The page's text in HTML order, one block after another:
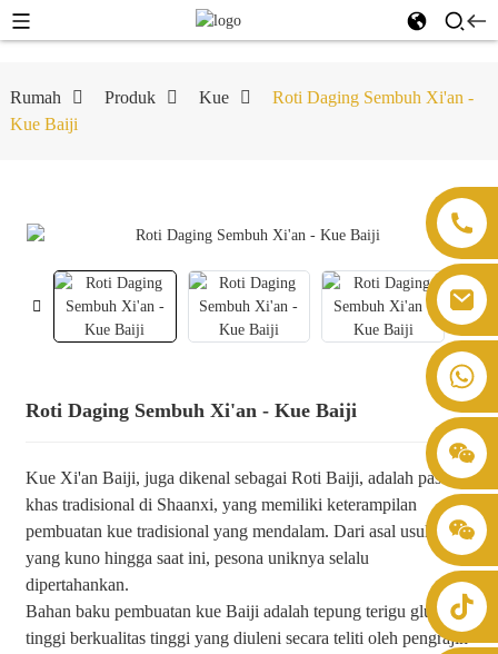
+86 8619946512999
Rumah Produk Kue
Roti Daging Sembuh Xi'an -
Kue Baiji
Roti Daging Sembuh Xi'an - Kue Baiji
Kue Xi'an Baiji, juga dikenal sebagai Roti Baiji, adalah pasta
khas tradisional di Shaanxi, yang memiliki keterampilan
pembuatan kue tradisional yang mendalam. Dari asal usulnya
yang kuno hingga saat ini, pesona uniknya selalu
dipertahankan.
Bahan baku pembuatan kue Baiji adalah tepung terigu gluten
tinggi berkualitas tinggi yang diuleni secara teliti oleh pengrajin